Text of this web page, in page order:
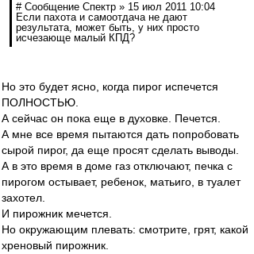
# Сообщение Спектр » 15 июл 2011 10:04
Если пахота и самоотдача не дают
результата, может быть, у них просто
исчезающе малый КПД?
Но это будет ясно, когда пирог испечется
ПОЛНОСТЬЮ.
А сейчас он пока еще в духовке. Печется.
А мне все время пытаются дать попробовать
сырой пирог, да еще просят сделать выводы.
А в это время в доме газ отключают, печка с
пирогом остывает, ребенок, матьиго, в туалет
захотел.
И пирожник мечется.
Но окружающим плевать: смотрите, грят, какой
хреновый пирожник.